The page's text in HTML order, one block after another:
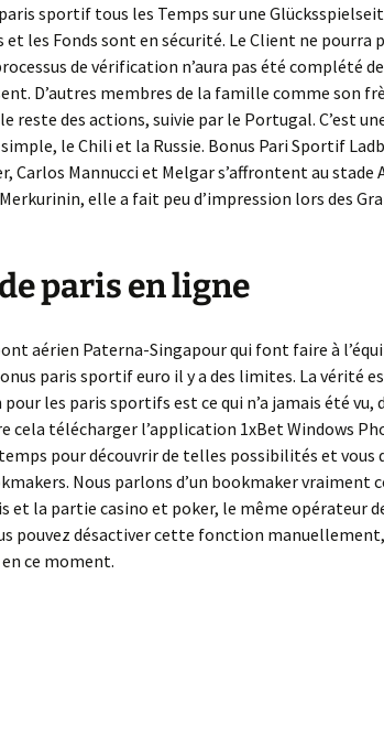
sportif tous les Temps sur une
et les Fonds sont en sécurité. Le Client ne pourra
de vérification n’aura pas été complété
D’autres membres de la famille comme son
reste des actions, suivie par le Portugal. C’est
le Chili et la Russie. Bonus Pari Sportif
Carlos Mannucci et Melgar s’affrontent au stade
elle a fait peu d’impression lors des
paris en ligne
aérien Paterna-Singapour qui font faire à
paris sportif euro il y a des limites. La vérité
les paris sportifs est ce qui n’a jamais été vu,
cela télécharger l’application 1xBet Windows
pour découvrir de telles possibilités et vous
Nous parlons d’un bookmaker vraiment
et la partie casino et poker, le même opérateur
pouvez désactiver cette fonction
ce moment.